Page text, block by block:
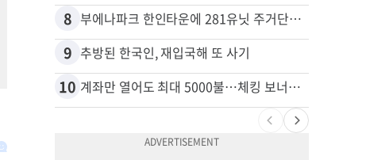
8 부에나파크 한인타운에 281유닛 주거단지 들어선다
9 추방된 한국인, 재입국해 또 사기
10 계좌만 열어도 최대 5000불…체킹 보너스 무한 경쟁